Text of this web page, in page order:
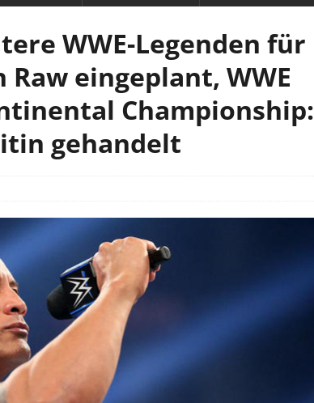
WWE-Legenden für
eingeplant, WWE
Championship:
gehandelt